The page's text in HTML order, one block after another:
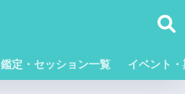
鑑定・セッション一覧 イベント